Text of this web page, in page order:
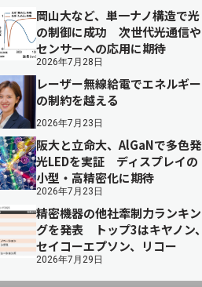
岡山大など、単一ナノ構造で光
の制御に成功 次世代光通信や
センサーへの応用に期待
2026年7月28日
レーザー無線給電でエネルギー
の制約を越える
2026年7月23日
阪大と立命大、AlGaNで多色発
光LEDを実証 ディスプレイの
小型・高精密化に期待
2026年7月23日
精密機器の他社牽制力ランキン
グを発表 トップ3はキヤノン、
セイコーエプソン、リコー
2026年7月29日